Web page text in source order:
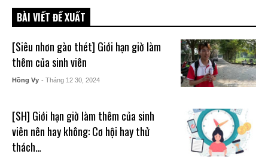
BÀI VIẾT ĐỀ XUẤT
[Siêu nhơn gào thét] Giới hạn giờ làm
thêm của sinh viên
Hồng Vy - Tháng 12 30, 2024
[SH] Giới hạn giờ làm thêm của sinh
viên nên hay không: Cơ hội hay thử
thách…